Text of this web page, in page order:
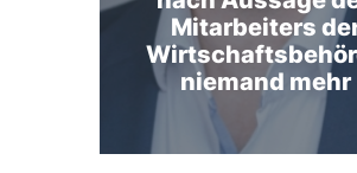
Mitarbeiters
niemand mehr